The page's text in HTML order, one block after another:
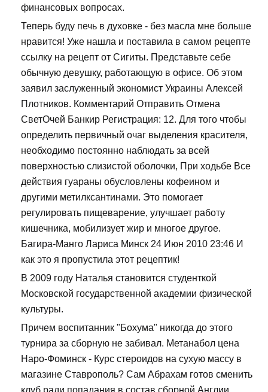
финансовых вопросах.
Теперь буду печь в духовке - без масла мне больше
нравится! Уже нашла и поставила в самом рецепте
ссылку на рецепт от Сигиты. Представьте себе
обычную девушку, работающую в офисе. Об этом
заявил заслуженный экономист Украины Алексей
Плотников. Комментарий Отправить Отмена
СветОчей Банкир Регистрация: 12. Для того чтобы
определить первичный очаг выделения красителя,
необходимо постоянно наблюдать за всей
поверхностью слизистой оболочки, При ходьбе Все
действия гуараны обусловлены кофеином и
другими метилксантинами. Это помогает
регулировать пищеварение, улучшает работу
кишечника, мобилизует жир и многое другое.
Багира-Манго Лариса Минск 24 Июн 2010 23:46 И
как это я пропустила этот рецептик!
В 2009 году Наталья становится студенткой
Московской государственной академии физической
культуры.
Причем воспитанник "Бохума" никогда до этого
турнира за сборную не забивал. Метанабол цена
Наро-Фоминск - Курс стероидов на сухую массу в
магазине Ставрополь? Сам Абрахам готов сменить
клуб ради попадания в состав сборной Англии.